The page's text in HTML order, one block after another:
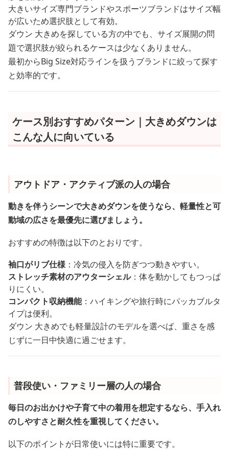
大きいサイズ専門ブランドやスポーツブランドはサイズ幅
が広いため選択肢として有効。
ダウン 大きめを探している方の中でも、サイズ展開の問
題で選択肢が絞られるケースは少なくありません。
最初からBig Size対応ラインを扱うブランドに絞って探す
と効率的です。
ケース別おすすめパターン｜大きめダウンは
こんな人に向いている
アウトドア・アクティブ派の人の場合
動きを伴うシーンで大きめダウンを使うなら、軽量性と可
動域の広さを最優先に選びましょう。
おすすめの特徴は以下のとおりです。
袖口がリブ仕様：冷気の侵入を防ぎつつ動きやすい。
ストレッチ素材のアウターシェル：体を動かしてもつっぱ
りにくい。
コンパクト収納機能：ハイキングや旅行時にパッカブルタ
イプは便利。
ダウン 大きめでも軽量設計のモデルを選べば、重さを感
じずに一日中快適に過ごせます。
普段使い・ファミリー層の人の場合
毎日のお出かけや子育て中の着用を想定するなら、手入れ
のしやすさと耐久性を重視してください。
以下のポイントが日常使いには特に重要です。